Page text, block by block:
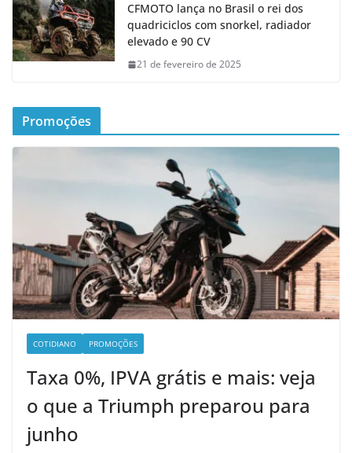
CFMOTO lança no Brasil o rei dos
quadriciclos com snorkel, radiador
elevado e 90 CV
21 de fevereiro de 2025
Promoções
COTIDIANO PROMOÇÕES
Taxa 0%, IPVA grátis e mais: veja
o que a Triumph preparou para
junho